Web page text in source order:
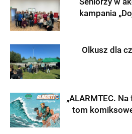
kampania
Olkusz dla
„ALARMTEC.
tom